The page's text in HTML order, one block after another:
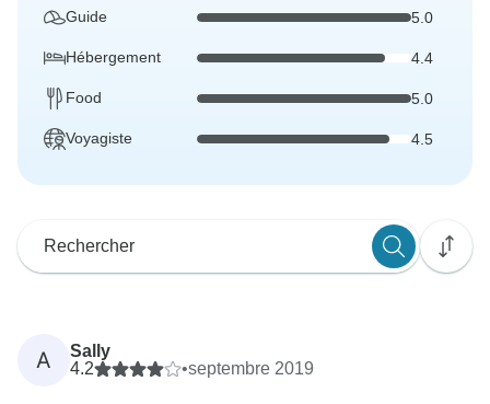
Guide 5.0
Hébergement 4.4
Food 5.0
Voyagiste 4.5
A
Sally
4.2
•septembre 2019